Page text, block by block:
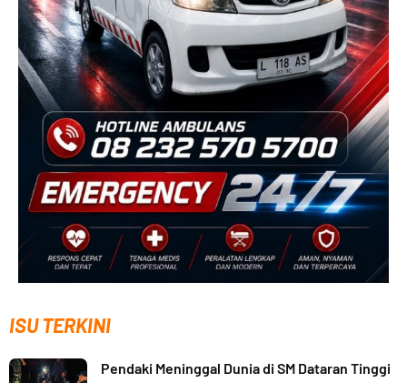
ISU TERKINI
Pendaki Meninggal Dunia di SM Dataran Tinggi